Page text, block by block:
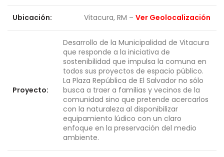
Ubicación: Vitacura, RM – Ver Geolocalización
Proyecto:
Desarrollo de la Municipalidad de Vitacura
que responde a la iniciativa de
sostenibilidad que impulsa la comuna en
todos sus proyectos de espacio público.
La Plaza República de El Salvador no sólo
busca a traer a familias y vecinos de la
comunidad sino que pretende acercarlos
con la naturaleza al disponibilizar
equipamiento lúdico con un claro
enfoque en la preservación del medio
ambiente.